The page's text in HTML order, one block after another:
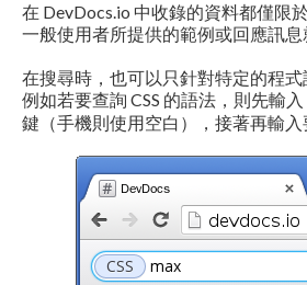
在 DevDocs.io 中收錄的資料都僅限
一般使用者所提供的範例或回應訊息
在搜尋時，也可以只針對特定的程式
例如若要查詢 CSS 的語法，則先輸入
鍵（手機則使用空白），接著再輸入